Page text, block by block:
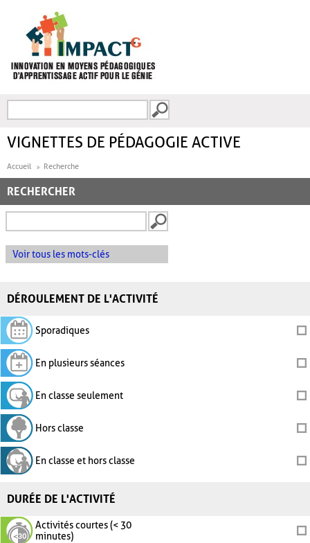
FORMULAIRE DE
VIGNETTES DE PÉDAGOGIE ACTIVE
Accueil Recherche
RECHERCHER
Voir tous les mots-clés
DÉROULEMENT DE L'ACTIVITÉ
Sporadiques
En plusieurs séances
En classe seulement
Hors classe
En classe et hors classe
DURÉE DE L'ACTIVITÉ
Activités courtes (< 30
minutes)